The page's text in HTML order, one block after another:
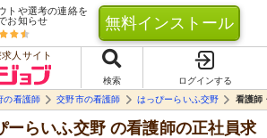
トや選考の連絡を
お知らせ
無料インストール
人サイト
検索
ログインする
の看護師 交野市の看護師 はっぴーらいふ交野 看護師
ーらいふ交野の看護師の正社員求